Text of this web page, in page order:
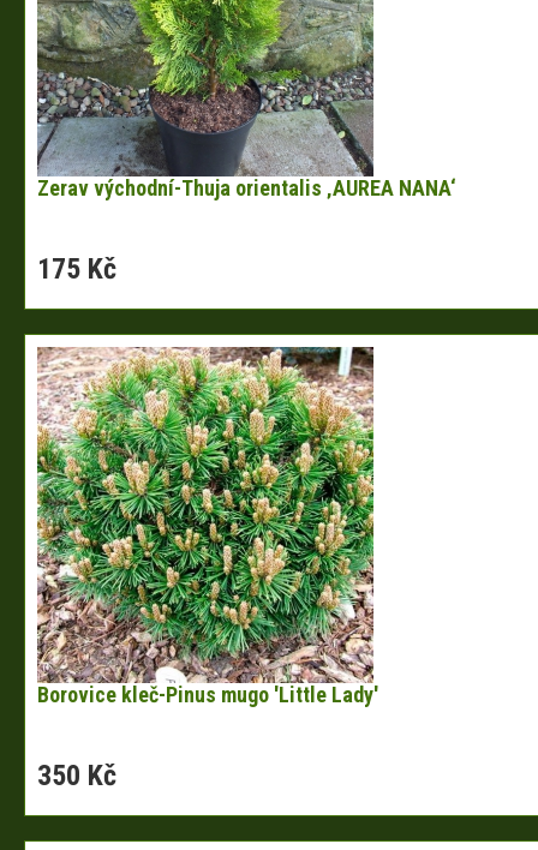
Zerav východní-Thuja orientalis ‚AUREA NANA‘
175 Kč
Borovice kleč-Pinus mugo 'Little Lady'
350 Kč